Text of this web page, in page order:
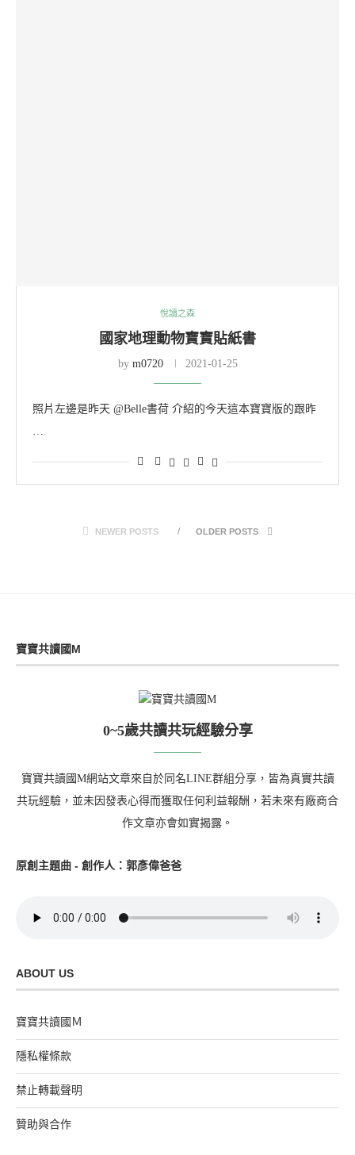
悅讀之森
國家地理動物寶寶貼紙書
by m0720 2021-01-25
照片左邊是昨天 @Belle書荷 介紹的今天這本寶寶版的跟昨
…
NEWER POSTS OLDER POSTS
寶寶共讀國M
0~5歲共讀共玩經驗分享
寶寶共讀國M網站文章來自於同名LINE群組分享，皆為真實共讀
共玩經驗，並未因發表心得而獲取任何利益報酬，若未來有廠商合
作文章亦會如實揭露。
原創主題曲 - 創作人：郭彥偉爸爸
ABOUT US
寶寶共讀國Ｍ
隱私權條款
禁止轉載聲明
贊助與合作